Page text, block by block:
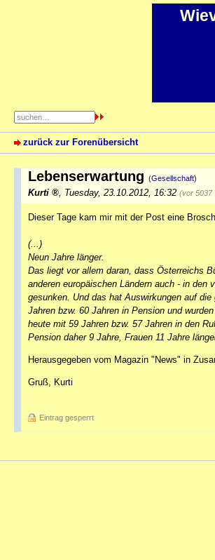
zurück zur Forenübersicht
Lebenserwartung (Gesellschaft)
Kurti Tuesday, 23.10.2012, 16:32 (vor 5037
Dieser Tage kam mir mit der Post eine
(...)
Neun Jahre länger.
Das liegt vor allem daran, dass Österreichs
anderen europäischen Ländern auch - in den
gesunken. Und das hat Auswirkungen auf
Jahren bzw. 60 Jahren in Pension und
heute mit 59 Jahren bzw. 57 Jahren in den
Pension daher 9 Jahre, Frauen 11 Jahre
Herausgegeben vom Magazin "News" in
Gruß, Kurti
Eintrag gesperrt